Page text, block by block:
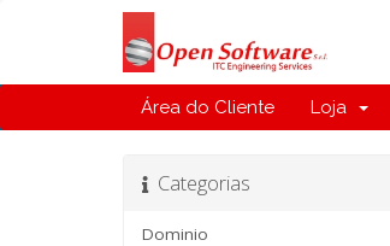
Área do Cliente Loja
Categorias
Dominio